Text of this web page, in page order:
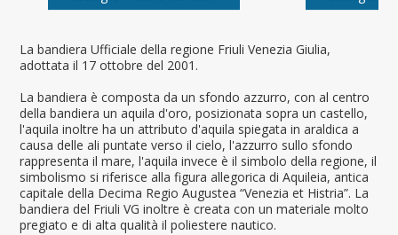
La bandiera Ufficiale della regione Friuli Venezia Giulia,
adottata il 17 ottobre del 2001.
La bandiera è composta da un sfondo azzurro, con al centro
della bandiera un aquila d'oro, posizionata sopra un castello,
l'aquila inoltre ha un attributo d'aquila spiegata in araldica a
causa delle ali puntate verso il cielo, l'azzurro sullo sfondo
rappresenta il mare, l'aquila invece è il simbolo della regione, il
simbolismo si riferisce alla figura allegorica di Aquileia, antica
capitale della Decima Regio Augustea “Venezia et Histria”. La
bandiera del Friuli VG inoltre è creata con un materiale molto
pregiato e di alta qualità il poliestere nautico.